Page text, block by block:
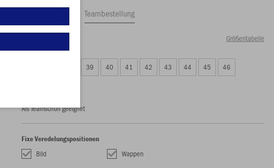
Teambestellung
Größentabelle
Größe (15,49 €)
39 40 41 42 43 44 45 46
Als Teamschuh geeignet
Fixe Veredelungspositionen
Bild Wappen